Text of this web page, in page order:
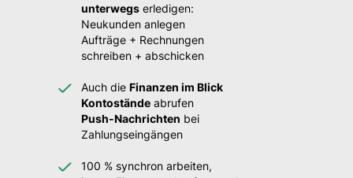
unterwegs erledigen:
Neukunden anlegen
Aufträge + Rechnungen
schreiben + abschicken
Auch die Finanzen im Blick
Kontostände abrufen
Push-Nachrichten bei
Zahlungseingängen
100 % synchron arbeiten,